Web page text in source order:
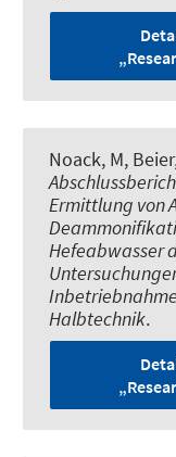
Noack, M,
Ermittlung von
Hefeabwasser
Halbtechnik.